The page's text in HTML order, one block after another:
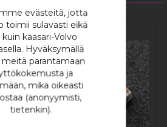
evästeitä, jotta
toimii sulavasti eikä
kaasari-Volvo
Hyväksymällä
parantamaan
ja
mikä oikeasti
(anonyymisti,
tietenkin).